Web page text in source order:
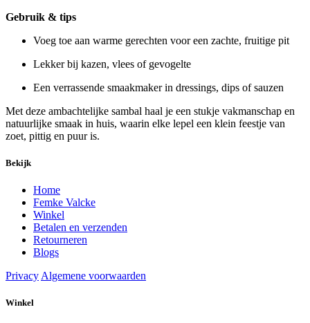
Gebruik & tips
Voeg toe aan warme gerechten voor een zachte, fruitige pit
Lekker bij kazen, vlees of gevogelte
Een verrassende smaakmaker in dressings, dips of sauzen
Met deze ambachtelijke sambal haal je een stukje vakmanschap en
natuurlijke smaak in huis, waarin elke lepel een klein feestje van
zoet, pittig en puur is.
Bekijk
Home
Femke Valcke
Winkel
Betalen en verzenden
Retourneren
Blogs
Privacy Algemene voorwaarden
Winkel